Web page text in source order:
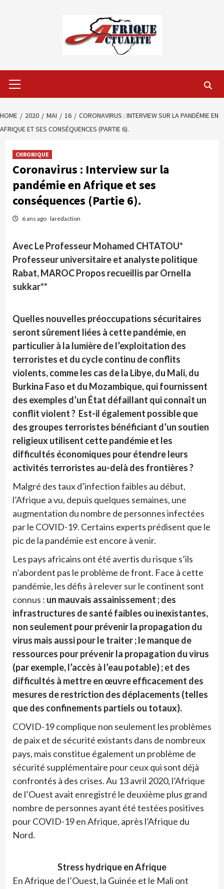
Menu
HOME 2020 MAI 16
CORONAVIRUS : INTERVIEW SUR LA PANDÉMIE EN
AFRIQUE ET SES CONSÉQUENCES (PARTIE 6).
CHRONIQUE
Coronavirus : Interview sur la
pandémie en Afrique et ses
conséquences (Partie 6).
6 ans ago laredaction
Avec Le Professeur Mohamed CHTATOU*
Professeur universitaire et analyste politique
Rabat, MAROC Propos recueillis par Ornella
sukkar**
Quelles nouvelles préoccupations sécuritaires
seront sûrement liées à cette pandémie, en
particulier à la lumière de l’exploitation des
terroristes et du cycle continu de conflits
violents, comme les cas de la Libye, du Mali, du
Burkina Faso et du Mozambique, qui fournissent
des exemples d’un État défaillant qui connaît un
conflit violent ? Est-il également possible que
des groupes terroristes bénéficiant d’un soutien
religieux utilisent cette pandémie et les
difficultés économiques pour étendre leurs
activités terroristes au-delà des frontières ?
Malgré des taux d’infection faibles au début,
l’Afrique a vu, depuis quelques semaines, une
augmentation du nombre de personnes infectées
par le COVID-19. Certains experts prédisent que le
pic de la pandémie est encore à venir.
Les pays africains ont été avertis du risque s’ils
n’abordent pas le problème de front. Face à cette
pandémie, les défis à relever sur le continent sont
connus : un mauvais assainissement ; des
infrastructures de santé faibles ou inexistantes,
non seulement pour prévenir la propagation du
virus mais aussi pour le traiter ; le manque de
ressources pour prévenir la propagation du virus
(par exemple, l’accès à l’eau potable) ; et des
difficultés à mettre en œuvre efficacement des
mesures de restriction des déplacements (telles
que des confinements partiels ou totaux).
COVID-19 complique non seulement les problèmes
de paix et de sécurité existants dans de nombreux
pays, mais constitue également un problème de
sécurité supplémentaire pour ceux qui sont déjà
confrontés à des crises. Au 13 avril 2020, l’Afrique
de l’Ouest avait enregistré le deuxième plus grand
nombre de personnes ayant été testées positives
pour COVID-19 en Afrique, après l’Afrique du
Nord.
Stress hydrique en Afrique
En Afrique de l’Ouest, la Guinée et le Mali ont